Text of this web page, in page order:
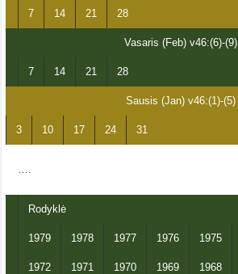
7 14 21 28
Vasaris (Feb) v46:(6)-(9)
7 14 21 28
Sausis (Jan) v46:(1)-(5)
3 10 17 24 31
Rodyklė
1979 1978 1977 1976 1975
1972 1971 1970 1969 1968